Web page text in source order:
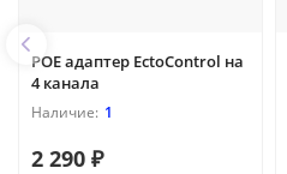
POE адаптер EctoControl на
4 канала
1
2 290 ₽